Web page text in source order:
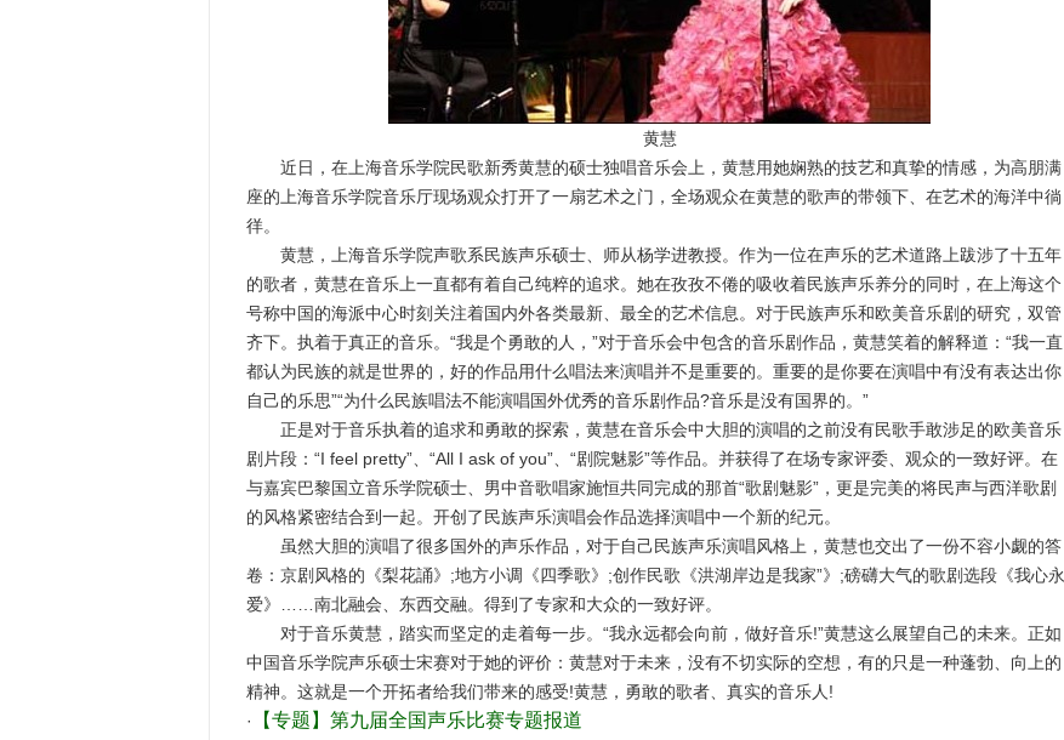
黄慧
近日，在上海音乐学院民歌新秀黄慧的硕士独唱音乐会上，黄慧用她娴熟的技艺和真挚的情感，为高朋满
座的上海音乐学院音乐厅现场观众打开了一扇艺术之门，全场观众在黄慧的歌声的带领下、在艺术的海洋中徜
徉。
黄慧，上海音乐学院声歌系民族声乐硕士、师从杨学进教授。作为一位在声乐的艺术道路上跋涉了十五年
的歌者，黄慧在音乐上一直都有着自己纯粹的追求。她在孜孜不倦的吸收着民族声乐养分的同时，在上海这个
号称中国的海派中心时刻关注着国内外各类最新、最全的艺术信息。对于民族声乐和欧美音乐剧的研究，双管
齐下。执着于真正的音乐。“我是个勇敢的人，”对于音乐会中包含的音乐剧作品，黄慧笑着的解释道：“我一直
都认为民族的就是世界的，好的作品用什么唱法来演唱并不是重要的。重要的是你要在演唱中有没有表达出你
自己的乐思”“为什么民族唱法不能演唱国外优秀的音乐剧作品?音乐是没有国界的。”
正是对于音乐执着的追求和勇敢的探索，黄慧在音乐会中大胆的演唱的之前没有民歌手敢涉足的欧美音乐
剧片段：“I feel pretty”、“All I ask of you”、“剧院魅影”等作品。并获得了在场专家评委、观众的一致好评。在
与嘉宾巴黎国立音乐学院硕士、男中音歌唱家施恒共同完成的那首“歌剧魅影”，更是完美的将民声与西洋歌剧
的风格紧密结合到一起。开创了民族声乐演唱会作品选择演唱中一个新的纪元。
虽然大胆的演唱了很多国外的声乐作品，对于自己民族声乐演唱风格上，黄慧也交出了一份不容小觑的答
卷：京剧风格的《梨花誦》;地方小调《四季歌》;创作民歌《洪湖岸边是我家”》;磅礴大气的歌剧选段《我心永
爱》……南北融会、东西交融。得到了专家和大众的一致好评。
对于音乐黄慧，踏实而坚定的走着每一步。“我永远都会向前，做好音乐!”黄慧这么展望自己的未来。正如
中国音乐学院声乐硕士宋赛对于她的评价：黄慧对于未来，没有不切实际的空想，有的只是一种蓬勃、向上的
精神。这就是一个开拓者给我们带来的感受!黄慧，勇敢的歌者、真实的音乐人!
·
【专题】第九届全国声乐比赛专题报道